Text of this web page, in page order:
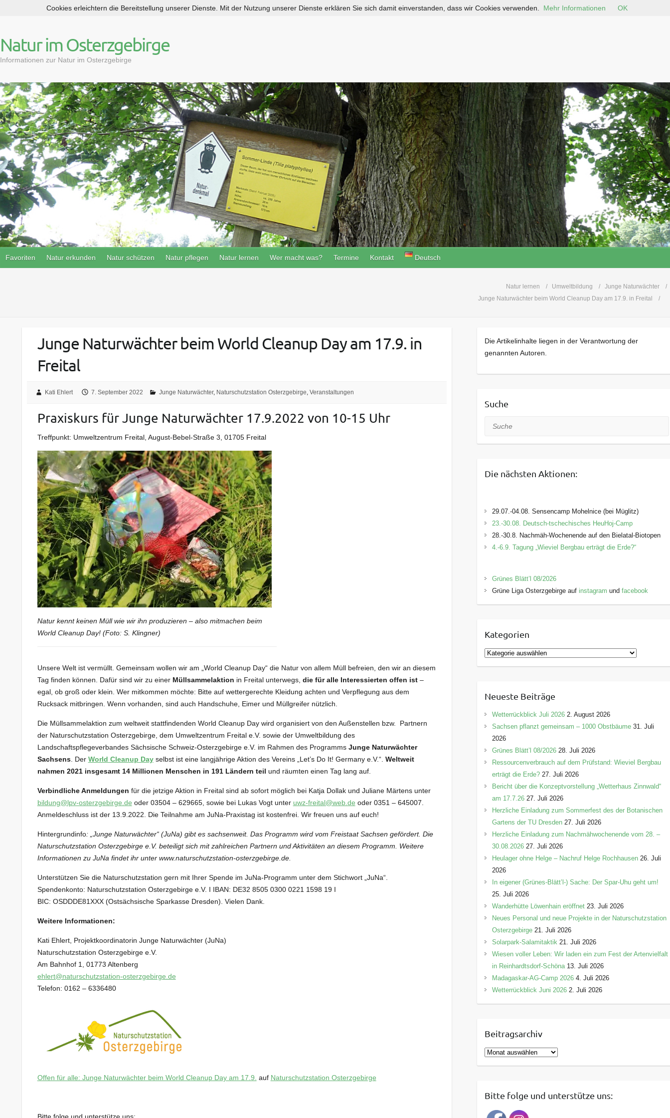
p
t
c
o
n
t
e
n
t
Natur im Osterzgebirge
Informationen zur Natur im Osterzgebirge
Favoriten Natur erkunden Natur schützen Natur pflegen Natur lernen Wer macht was? Termine Kontakt Deutsch
Natur lernen Umweltbildung
Junge Naturwächter
Junge Naturwächter beim World Cleanup Day am 17.9. in Freital
Junge Naturwächter beim World Cleanup Day am 17.9. in
Freital
Kati Ehlert 7. September 2022 Junge Naturwächter, Naturschutzstation Osterzgebirge,Veranstaltungen
Praxiskurs für Junge Naturwächter 17.9.2022 von 10-15 Uhr
Treffpunkt: Umweltzentrum Freital, August-Bebel-Straße 3, 01705 Freital
Natur kennt keinen Müll wie wir ihn produzieren – also mitmachen beim
World Cleanup Day! (Foto: S. Klingner)
Unsere Welt ist vermüllt. Gemeinsam wollen wir am „World Cleanup Day“ die Natur von allem Müll befreien, den wir an diesem
Tag finden können. Dafür sind wir zu einer Müllsammelaktion in Freital unterwegs, die für alle Interessierten offen ist–
egal, ob groß oder klein. Wer mitkommen möchte: Bitte auf wettergerechte Kleidung achten und Verpflegung aus dem
Rucksack mitbringen. Wenn vorhanden, sind auch Handschuhe, Eimer und Müllgreifer nützlich.
Die Müllsammelaktion zum weltweit stattfindenden World Cleanup Day wird organisiert von den Außenstellen bzw. Partnern
der Naturschutzstation Osterzgebirge, dem Umweltzentrum Freital e.V. sowie der Umweltbildung des
Landschaftspflegeverbandes Sächsische Schweiz-Osterzgebirge e.V. im Rahmen des Programms Junge Naturwächter
Sachsens. Der World Cleanup Dayselbst ist eine langjährige Aktion des Vereins „Let’s Do It! Germany e.V.“. Weltweit
nahmen 2021 insgesamt 14 Millionen Menschen in 191 Ländern teil und räumten einen Tag lang auf.
Verbindliche Anmeldungen für die jetzige Aktion in Freital sind ab sofort möglich bei Katja Dollak und Juliane Märtens unter
bildung@lpv-osterzgebirge.de oder 03504 – 629665, sowie bei Lukas Vogt unter uwz-freital@web.de oder 0351 – 645007.
Anmeldeschluss ist der 13.9.2022. Die Teilnahme am JuNa-Praxistag ist kostenfrei. Wir freuen uns auf euch!
Hintergrundinfo: „Junge Naturwächter“ (JuNa) gibt es sachsenweit. Das Programm wird vom Freistaat Sachsen gefördert. Die
Naturschutzstation Osterzgebirge e.V. beteiligt sich mit zahlreichen Partnern und Aktivitäten an diesem Programm. Weitere
Informationen zu JuNa findet ihr unter www.naturschutzstation-osterzgebirge.de.
Unterstützen Sie die Naturschutzstation gern mit Ihrer Spende im JuNa-Programm unter dem Stichwort „JuNa“.
Spendenkonto: Naturschutzstation Osterzgebirge e.V. I IBAN: DE32 8505 0300 0221 1598 19 I
BIC: OSDDDE81XXX (Ostsächsische Sparkasse Dresden). Vielen Dank.
Weitere Informationen:
Kati Ehlert, Projektkoordinatorin Junge Naturwächter (JuNa)
Naturschutzstation Osterzgebirge e.V.
Am Bahnhof 1, 01773 Altenberg
ehlert@naturschutzstation-osterzgebirge.de
Telefon: 0162 – 6336480
Offen für alle: Junge Naturwächter beim World Cleanup Day am 17.9. auf Naturschutzstation Osterzgebirge
Bitte folge und unterstütze uns:
Die Artikelinhalte liegen in der Verantwortung der
genannten Autoren.
Suche
Suche
Die nächsten Aktionen:
29.07.-04.08. Sensencamp Mohelnice (bei Müglitz)
23.-30.08. Deutsch-tschechisches HeuHoj-Camp
28.-30.8. Nachmäh-Wochenende auf den Bielatal-Biotopen
4.-6.9. Tagung „Wieviel Bergbau erträgt die Erde?“
Grünes Blätt’l 08/2026
Grüne Liga Osterzgebirge auf instagram und facebook
Kategorien
K
a
g
o
r
e
n
Neueste Beiträge
Wetterrückblick Juli 2026 2. August 2026
Sachsen pflanzt gemeinsam – 1000 Obstbäume 31. Juli
2026
Grünes Blätt’l 08/2026 28. Juli 2026
Ressourcenverbrauch auf dem Prüfstand: Wieviel Bergbau
erträgt die Erde? 27. Juli 2026
Bericht über die Konzeptvorstellung „Wetterhaus Zinnwald“
am 17.7.26 27. Juli 2026
Herzliche Einladung zum Sommerfest des der Botanischen
Gartens der TU Dresden 27. Juli 2026
Herzliche Einladung zum Nachmähwochenende vom 28. –
30.08.2026 27. Juli 2026
Heulager ohne Helge – Nachruf Helge Rochhausen 26. Juli
2026
In eigener (Grünes-Blätt’l-) Sache: Der Spar-Uhu geht um!
25. Juli 2026
Wanderhütte Löwenhain eröffnet 23. Juli 2026
Neues Personal und neue Projekte in der Naturschutzstation
Osterzgebirge 21. Juli 2026
Solarpark-Salamitaktik 21. Juli 2026
Wiesen voller Leben: Wir laden ein zum Fest der Artenvielfalt
in Reinhardtsdorf-Schöna 13. Juli 2026
Madagaskar-AG-Camp 2026 4. Juli 2026
Wetterrückblick Juni 2026 2. Juli 2026
Beitragsarchiv
B
e
rBitte folge und unterstütze uns:
Cookies erleichtern die Bereitstellung unserer Dienste. Mit der Nutzung unserer Dienste erklären Sie sich damit einverstanden, dass wir Cookies verwenden. Mehr Informationen OK